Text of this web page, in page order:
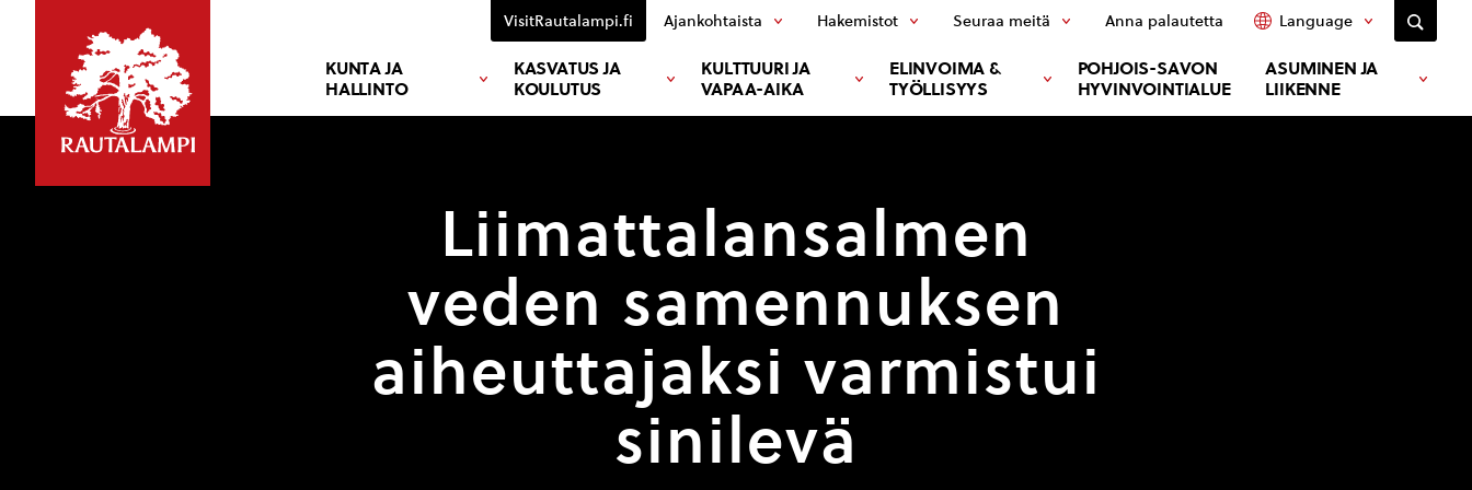
KUNTA JA
HALLINTO
KASVATUS JA
KOULUTUS
KULTTUURI JA
VAPAA-AIKA
ELINVOIMA &
TYÖLLISYYS
POHJOIS-SAVON
HYVINVOINTIALUE
ASUMINEN JA
LIIKENNE
VisitRautalampi.fi Ajankohtaista Hakemistot Seuraa meitä Anna palautetta Language
Liimattalansalmen
veden samennuksen
aiheuttajaksi varmistui
sinilevä